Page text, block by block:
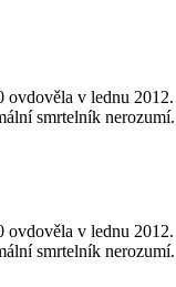
v lednu
smrtelník
v lednu
smrtelník